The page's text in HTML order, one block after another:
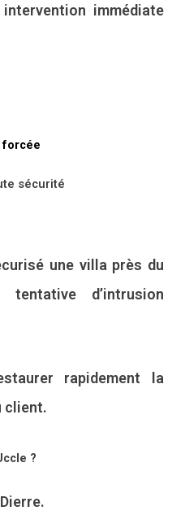
immédiate
forcée
sécurité
une villa près du
d’intrusion
rapidement la
client.
?